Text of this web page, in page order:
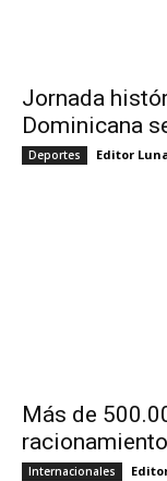
Jornada
Dominicana
Deportes Editor
Más de
Internacionales